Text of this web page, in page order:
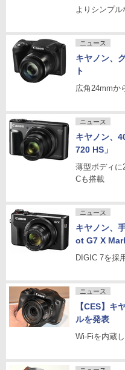
よりシンプ
ニュース
キヤノン、
ト
広角24mmか
ニュース
キヤノン、
720 HS」
薄型ボディ
Cも搭載
ニュース
キヤノン、
ot G7 X
DIGIC 7を採
ニュース
【CES】キ
ルを発表
Wi-Fiを内蔵